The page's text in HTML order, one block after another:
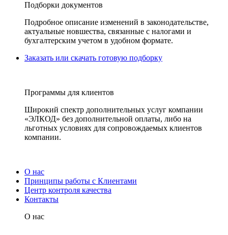
Подборки документов
Подробное описание изменений в законодательстве,
актуальные новшества, связанные с налогами и
бухгалтерским учетом в удобном формате.
Заказать или скачать готовую подборку
Программы для клиентов
Широкий спектр дополнительных услуг компании
«ЭЛКОД» без дополнительной оплаты, либо на
льготных условиях для сопровождаемых клиентов
компании.
О нас
Принципы работы с Клиентами
Центр контроля качества
Контакты
О нас